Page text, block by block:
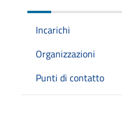
Incarichi
Organizzazioni
Punti di contatto